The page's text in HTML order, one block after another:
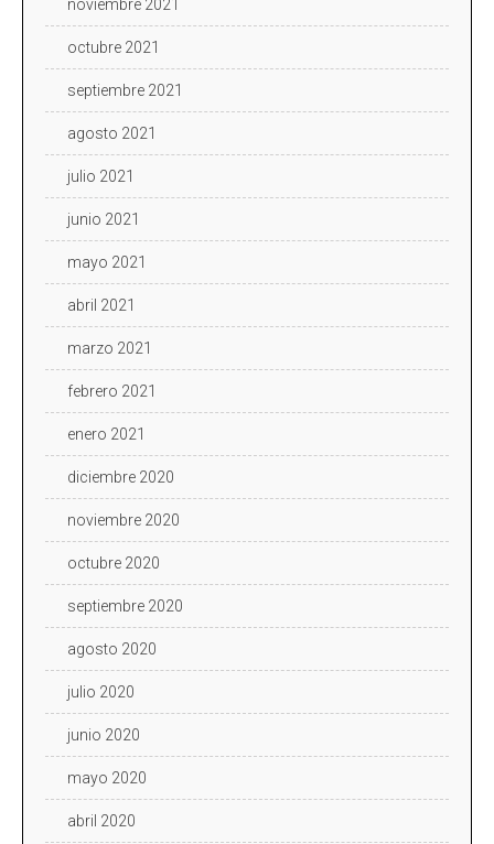
noviembre 2021
octubre 2021
septiembre 2021
agosto 2021
julio 2021
junio 2021
mayo 2021
abril 2021
marzo 2021
febrero 2021
enero 2021
diciembre 2020
noviembre 2020
octubre 2020
septiembre 2020
agosto 2020
julio 2020
junio 2020
mayo 2020
abril 2020